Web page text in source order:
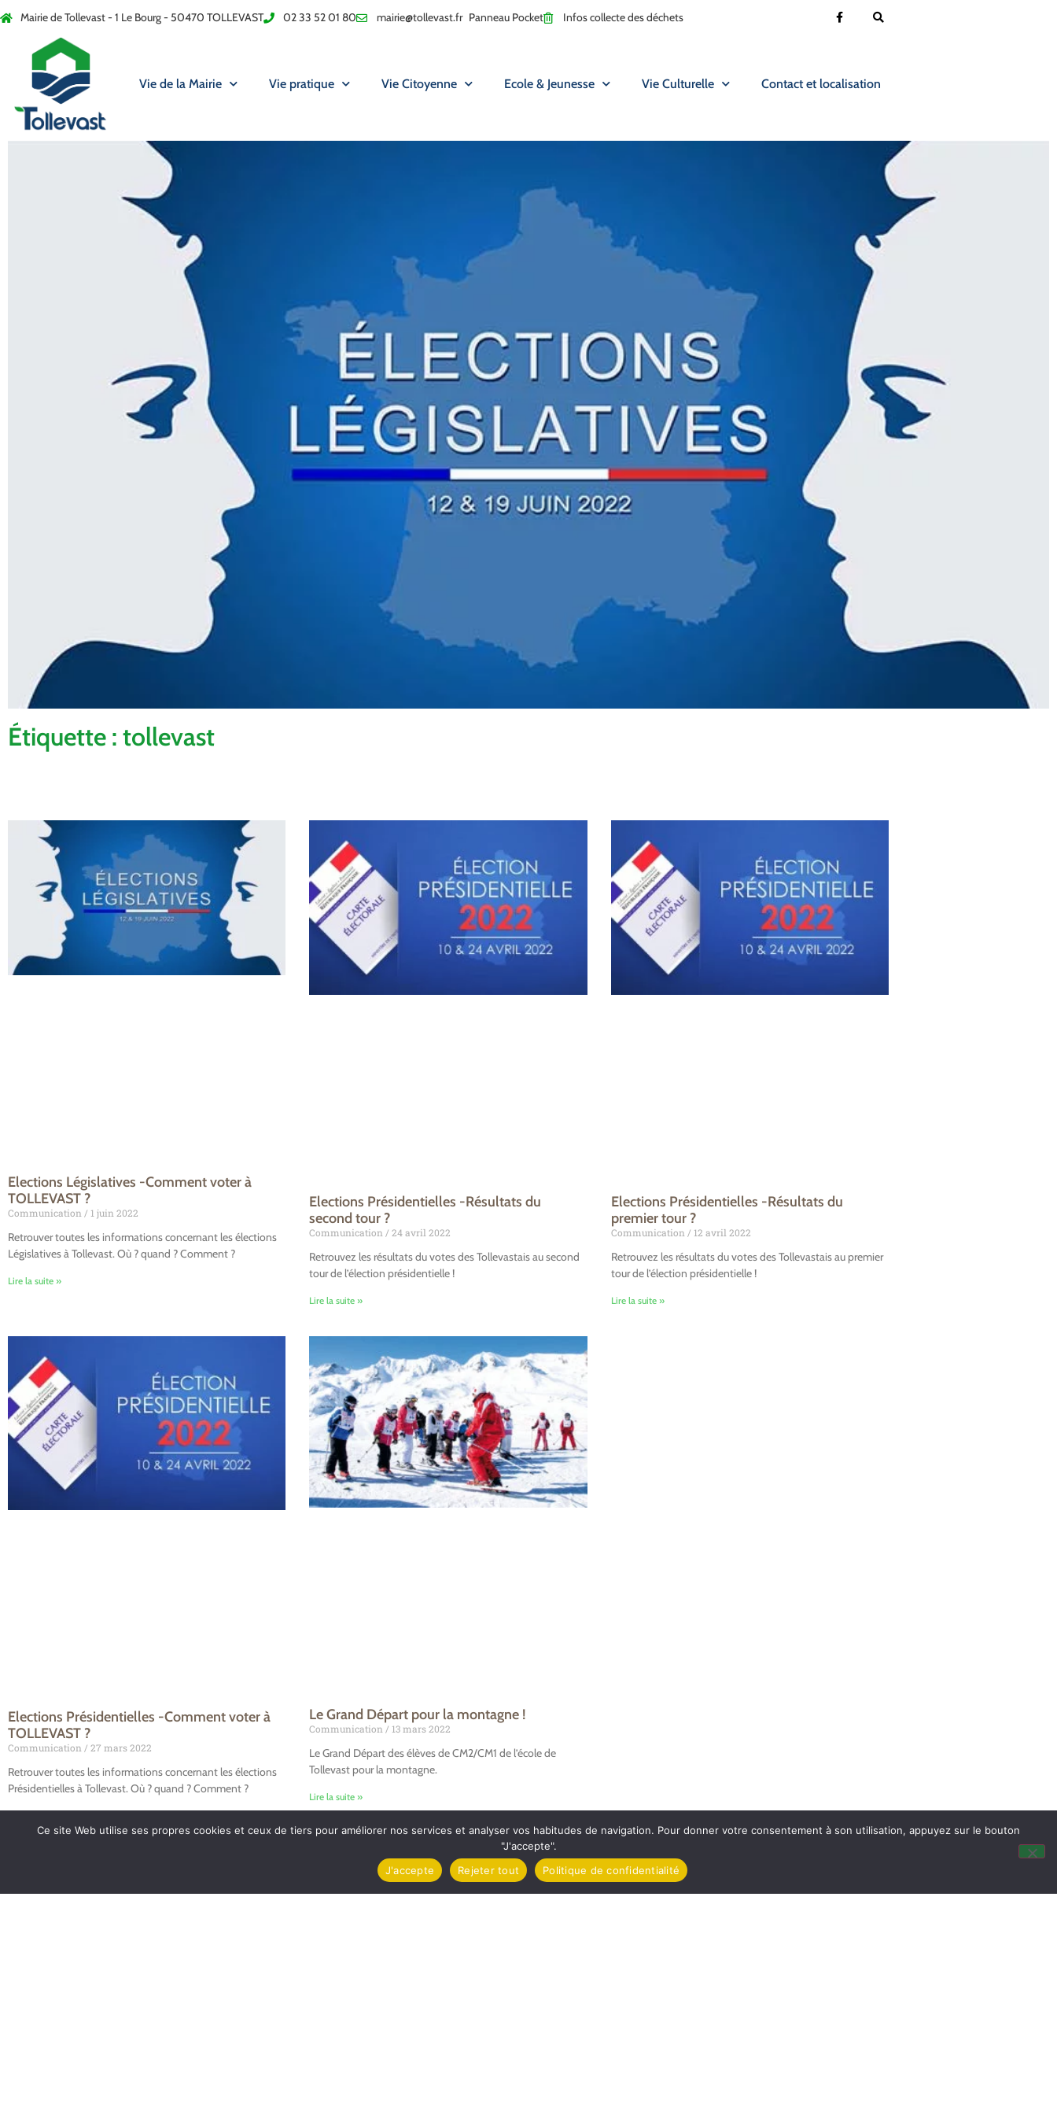
Mairie de Tollevast - 1 Le Bourg - 50470 TOLLEVAST 02 33 52 01 80 mairie@tollevast.fr Panneau Pocket Infos collecte des déchets
Vie de la Mairie Vie pratique Vie Citoyenne Ecole & Jeunesse Vie Culturelle Contact et localisation
Étiquette : tollevast
Elections Législatives -Comment voter à
TOLLEVAST ?
Communication 1 juin 2022
Retrouver toutes les informations concernant les élections
Législatives à Tollevast. Où ? quand ? Comment ?
Lire la suite »
Elections Présidentielles -Résultats du
second tour ?
Communication 24 avril 2022
Retrouvez les résultats du votes des Tollevastais au second
tour de l’élection présidentielle !
Lire la suite »
Elections Présidentielles -Résultats du
premier tour ?
Communication 12 avril 2022
Retrouvez les résultats du votes des Tollevastais au premier
tour de l’élection présidentielle !
Lire la suite »
Elections Présidentielles -Comment voter à
TOLLEVAST ?
Communication 27 mars 2022
Retrouver toutes les informations concernant les élections
Présidentielles à Tollevast. Où ? quand ? Comment ?
Le Grand Départ pour la montagne !
Communication 13 mars 2022
Le Grand Départ des élèves de CM2/CM1 de l’école de
Tollevast pour la montagne.
Lire la suite »
1 2 3 4
Ce site Web utilise ses propres cookies et ceux de tiers pour améliorer nos services et analyser vos habitudes de navigation. Pour donner votre consentement à son utilisation, appuyez sur le bouton
"J'accepte".
J'accepte
Rejeter tout Politique de confidentialité